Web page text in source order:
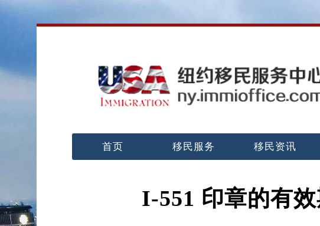
首页 移民服务 移民资讯
I-551 印章的有